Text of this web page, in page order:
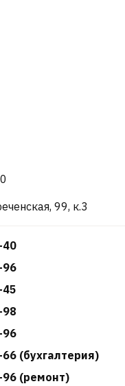
99, к.3
40
96
96
(бухгалтерия)
(ремонт)